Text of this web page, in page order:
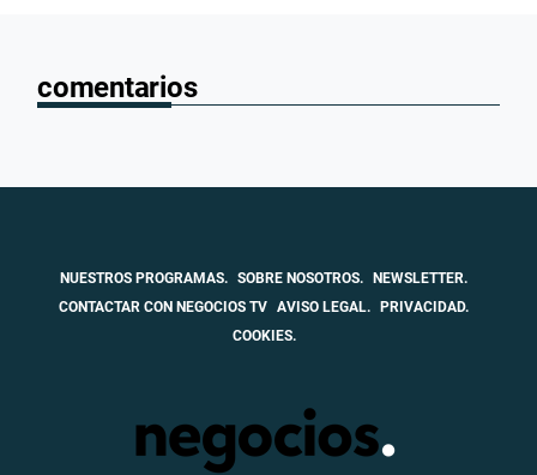
comentarios
NUESTROS PROGRAMAS. SOBRE NOSOTROS.
NEWSLETTER.
CONTACTAR CON NEGOCIOS TV AVISO LEGAL.
PRIVACIDAD.
COOKIES.